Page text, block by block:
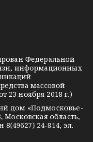
Федеральной
информационных
массовой
23 ноября 2018 г.)
дом «Подмосковье-
Московская область,
8(49627) 24-814, эл.